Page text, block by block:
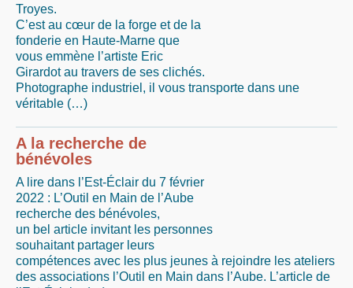
Troyes.
C’est au cœur de la forge et de la
fonderie en Haute-Marne que
vous emmène l’artiste Eric
Girardot au travers de ses clichés.
Photographe industriel, il vous transporte dans une
véritable (…)
A la recherche de
bénévoles
A lire dans l’Est-Éclair du 7 février
2022 : L’Outil en Main de l’Aube
recherche des bénévoles,
un bel article invitant les personnes
souhaitant partager leurs
compétences avec les plus jeunes à rejoindre les ateliers
des associations l’Outil en Main dans l’Aube. L’article de